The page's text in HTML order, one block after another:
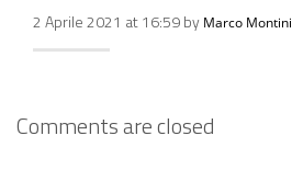
2 Aprile 2021 at 16:59 by Marco Montini
Comments are closed